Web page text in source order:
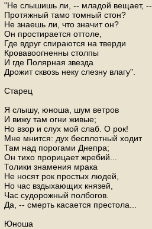
"Не слышишь ли, -- младой вещает, --
Протяжный тамо томный стон?
Не знаешь ли, что значит он?
Он простирается оттоле,
Где вдруг спираются на тверди
Кровавоогненны столпы
И где Полярная звезда
Дрожит сквозь неку слезну влагу".
Старец
Я слышу, юноша, шум ветров
И вижу там огни живые;
Но взор и слух мой слаб. О рок!
Мне мнится: дух бесплотный ходит
Там над порогами Днепра;
Он тихо прорицает жребий...
Толики знамения мрака
Не носят рок простых людей,
Но час вздыхающих князей,
Час судорожный полбогов.
Да, -- смерть касается престола...
Юноша